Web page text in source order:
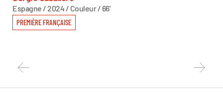
Espagne / 2024 / Couleur / 66'
PREMIÈRE FRANÇAISE